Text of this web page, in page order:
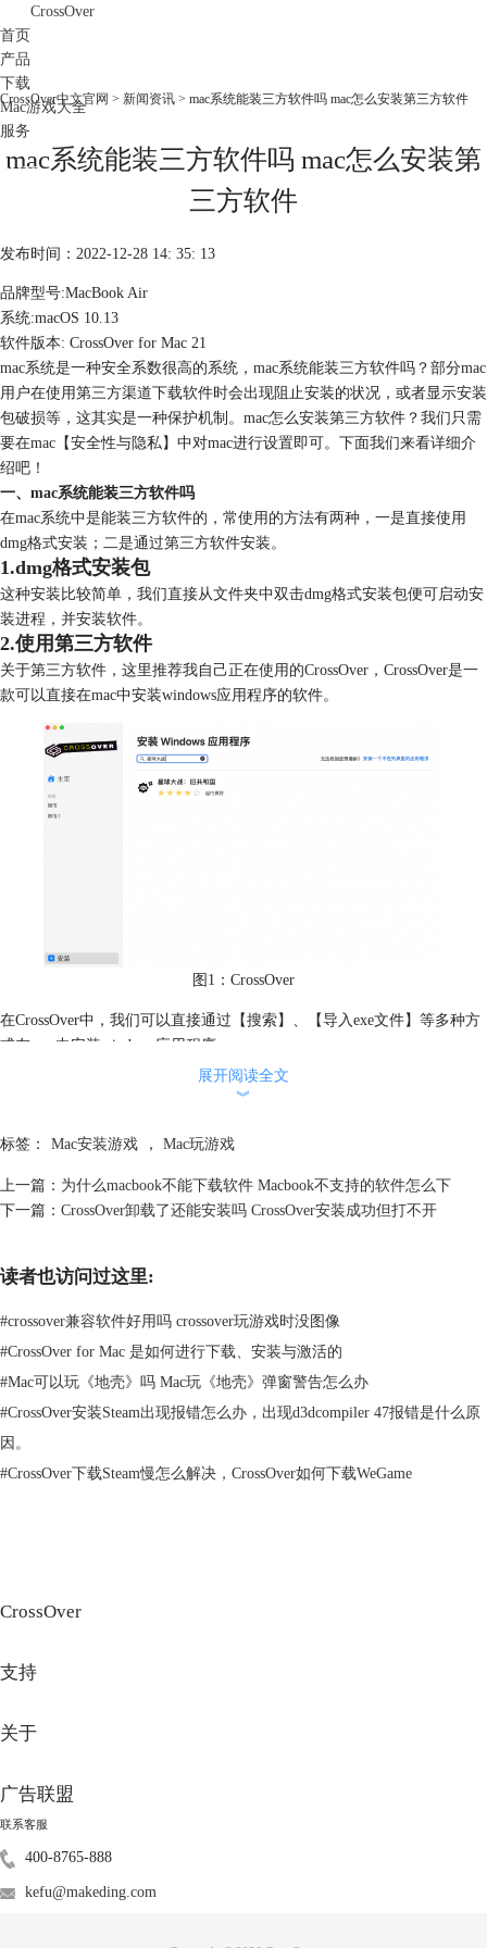
CrossOver
首页
产品
下载
Mac游戏大全
服务
购买
CrossOver中文官网 > 新闻资讯 > mac系统能装三方软件吗 mac怎么安装第三方软件
mac系统能装三方软件吗 mac怎么安装第
三方软件
发布时间：2022-12-28 14: 35: 13
品牌型号:MacBook Air
系统:macOS 10.13
软件版本: CrossOver for Mac 21
mac系统是一种安全系数很高的系统，mac系统能装三方软件吗？部分mac
用户在使用第三方渠道下载软件时会出现阻止安装的状况，或者显示安装
包破损等，这其实是一种保护机制。mac怎么安装第三方软件？我们只需
要在mac【安全性与隐私】中对mac进行设置即可。下面我们来看详细介
绍吧！
一、mac系统能装三方软件吗
在mac系统中是能装三方软件的，常使用的方法有两种，一是直接使用
dmg格式安装；二是通过第三方软件安装。
1.dmg格式安装包
这种安装比较简单，我们直接从文件夹中双击dmg格式安装包便可启动安
装进程，并安装软件。
2.使用第三方软件
关于第三方软件，这里推荐我自己正在使用的CrossOver，CrossOver是一
款可以直接在mac中安装windows应用程序的软件。
图1：CrossOver
在CrossOver中，我们可以直接通过【搜索】、【导入exe文件】等多种方
式在mac中安装windows应用程序。
上面我们介绍了两种安装第三方软件的方式，但即便如此有时也会出现
图2：禁止安装提示
关于禁止安装的提示，下面我们来看解决方案吧！
1.打开安全性与隐私
私】设置面板后先通过双击【锁】形图标打开验证用户窗口，解锁设置。
2.允许任意来源
展开阅读全文
︾
标签： Mac安装游戏 ， Mac玩游戏
上一篇： 为什么macbook不能下载软件 Macbook不支持的软件怎么下
下一篇： CrossOver卸载了还能安装吗 CrossOver安装成功但打不开
读者也访问过这里:
#crossover兼容软件好用吗 crossover玩游戏时没图像
#CrossOver for Mac 是如何进行下载、安装与激活的
#Mac可以玩《地壳》吗 Mac玩《地壳》弹窗警告怎么办
#CrossOver安装Steam出现报错怎么办，出现d3dcompiler 47报错是什么原
因。
#CrossOver下载Steam慢怎么解决，CrossOver如何下载WeGame
CrossOver
支持
关于
广告联盟
联系客服
400-8765-888
kefu@makeding.com